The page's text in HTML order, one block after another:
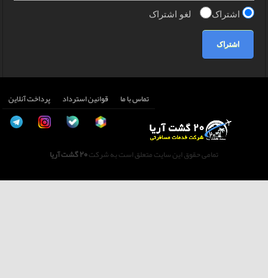
اشتراک لغو اشتراک
اشتراک
تماس با ما قوانین استرداد پرداخت آنلاین
تمامی حقوق این سایت متعلق است به شرکت20 گشت آریا